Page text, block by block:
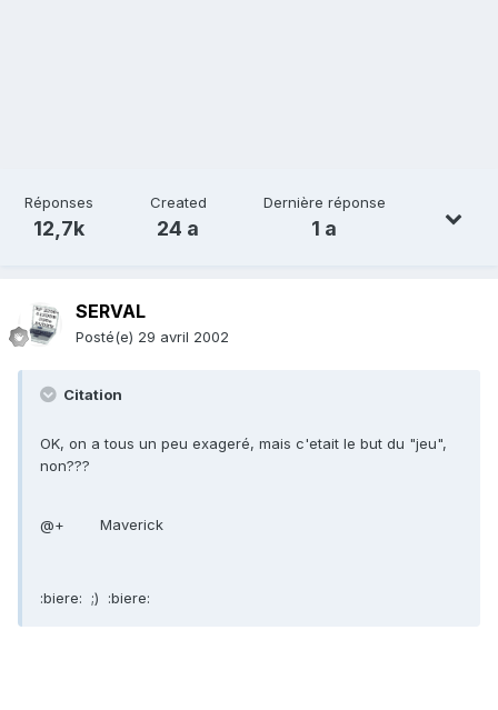
Réponses
12,7k
Created
24 a
Dernière réponse
1 a
SERVAL
Posté(e) 29 avril 2002
Citation
OK, on a tous un peu exageré, mais c'etait le but du "jeu",
non???
@+ Maverick
:biere: ;) :biere: